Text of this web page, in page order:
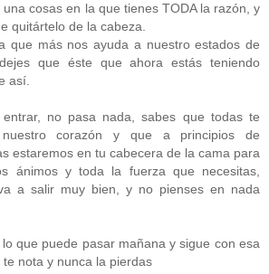
cosas en la que tienes TODA la razón, y
quitártelo de la cabeza.
que más nos ayuda a nuestro estados de
que éste que ahora estás teniendo
así.
no pasa nada, sabes que todas te
corazón y que a principios de
estaremos en tu cabecera de la cama para
ánimos y toda la fuerza que necesitas,
a salir muy bien, y no pienses en nada
que puede pasar mañana y sigue con esa
nota y nunca la pierdas